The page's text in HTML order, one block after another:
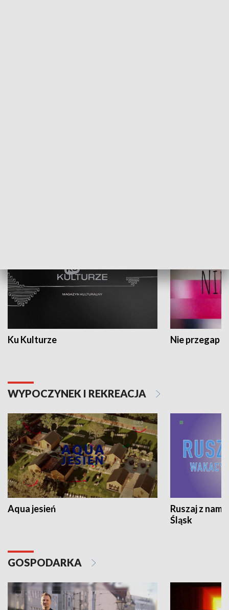
Ku Kulturze Nie przegap
WYPOCZYNEK I REKREACJA
Aqua jesień
Ruszaj z
Śląsk
GOSPODARKA